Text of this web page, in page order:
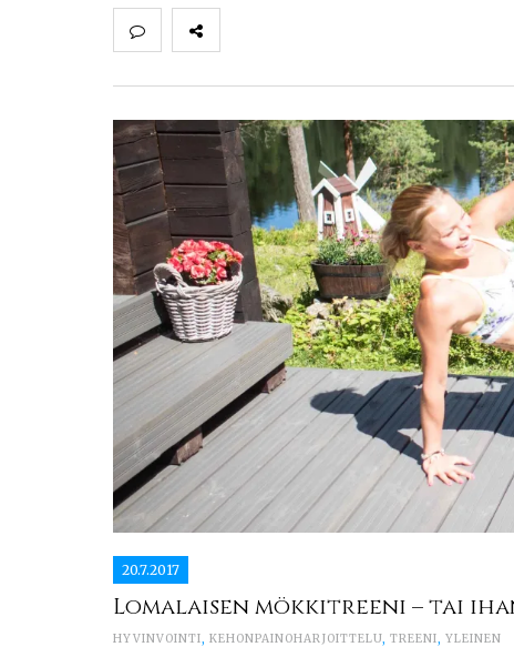
20.7.2017
Lomalaisen mökkitreeni – tai
HYVINVOINTI, KEHONPAINOHARJOITTELU, TREENI, YLEINEN